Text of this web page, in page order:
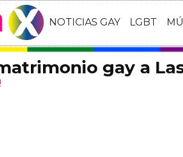
NOTICIAS GAY LGBT
gay a